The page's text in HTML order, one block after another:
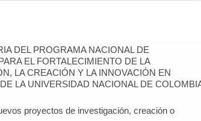
DEL PROGRAMA NACIONAL DE
EL FORTALECIMIENTO DE LA
LA CREACIÓN Y LA INNOVACIÓN EN
LA UNIVERSIDAD NACIONAL DE
proyectos de investigación, creación o